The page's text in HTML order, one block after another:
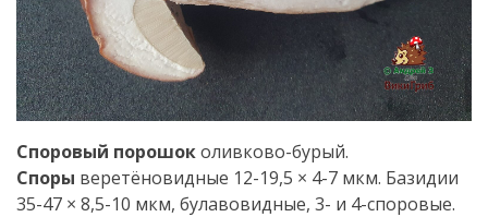
Споровый порошоколивково-бурый.
Споры веретёновидные 12-19,5 × 4-7 мкм. Базидии
35-47 × 8,5-10 мкм, булавовидные, 3- и 4-споровые.